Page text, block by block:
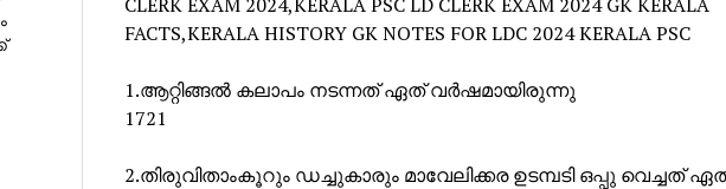
FACTS,KERALA HISTORY GK NOTES FOR LDC 2024 KERALA PSC
1.ആറ്റിങ്ങൽ കലാപം നടന്നത് ഏത് വർഷമായിരുന്നു
1721
2.തിരുവിതാംകൂറും ഡച്ചുകാരും മാവേലിക്കര ഉടമ്പടി ഒപ്പു വെച്ചത്